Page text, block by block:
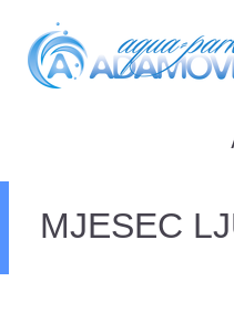
MJESEC